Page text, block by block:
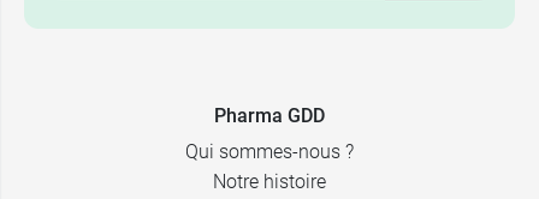
Pharma GDD
Qui sommes-nous ?
Notre histoire